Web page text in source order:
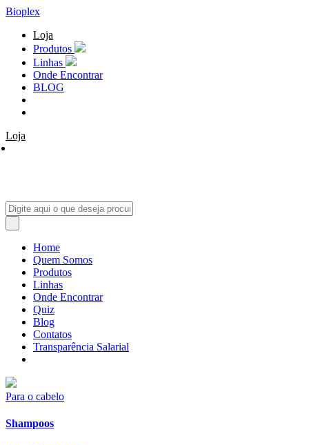
Bioplex
Loja
Produtos
Linhas
Onde Encontrar
BLOG
Loja
Home
Quem Somos
Produtos
Linhas
Onde Encontrar
Quiz
Blog
Contatos
Transparência Salarial
Para o cabelo
Shampoos